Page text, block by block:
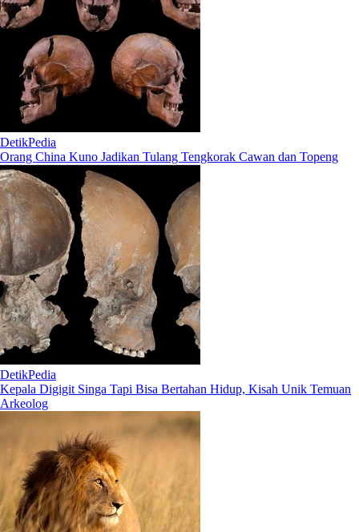
DetikPedia
Orang China Kuno Jadikan Tulang Tengkorak Cawan dan Topeng
DetikPedia
Kepala Digigit Singa Tapi Bisa Bertahan Hidup, Kisah Unik Temuan
Arkeolog